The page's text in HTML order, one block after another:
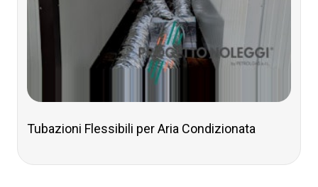
Tubazioni Flessibili per Aria Condizionata